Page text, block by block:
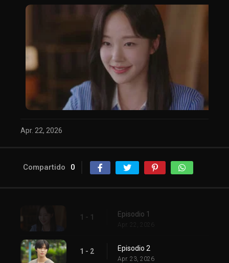
Apr. 22, 2026
Compartido 0
1 - 1 Episodio 1
Apr. 22, 2026
1 - 2 Episodio 2
Apr. 23, 2026